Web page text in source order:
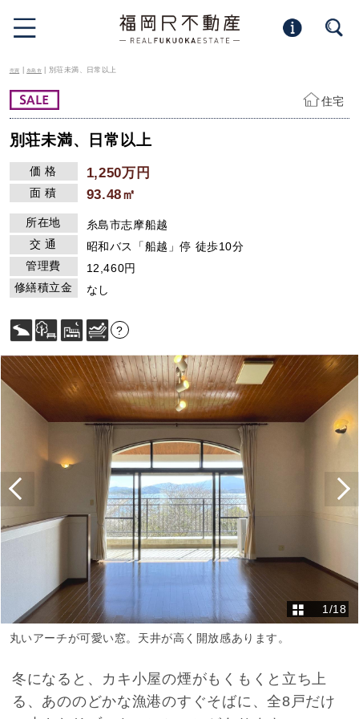
売買 糸島市 | 別荘未満、日常以上
住宅
別荘未満、日常以上
価 格 1,250万円
面 積 93.48㎡
所在地
糸島市志摩船越
交 通
昭和バス「船越」停 徒歩10分
管理費
12,460円
修繕積立金
なし
?
1 /18
丸いアーチが可愛い窓。天井が高く開放感あります。
冬になると、カキ小屋の煙がもくもくと立ち上
る、あののどかな漁港のすぐそばに、全8戸だけ